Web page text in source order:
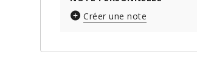
Créer une note